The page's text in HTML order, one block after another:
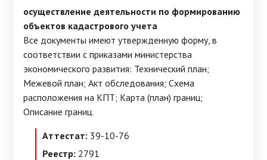
осуществление деятельности по формированию
объектов кадастрового учета
Все документы имеют утвержденную форму, в
соответствии с приказами министерства
экономического развития: Технический план;
Межевой план; Акт обследования; Схема
расположения на КПТ; Карта (план) границ;
Описание границ.
Аттестат: 39-10-76
Реестр: 2791